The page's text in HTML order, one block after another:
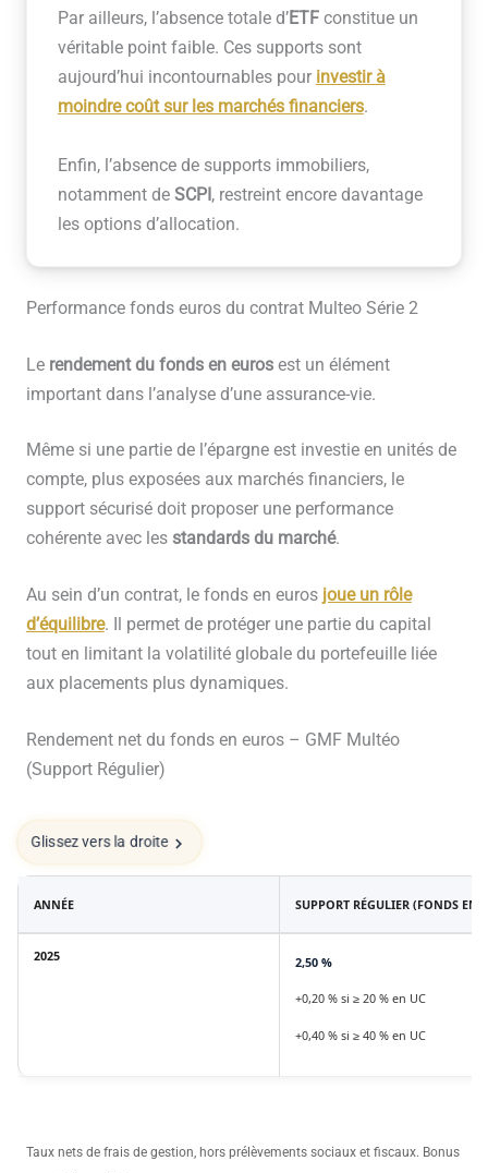
Par ailleurs, l’absence totale d’ETFconstitue un
véritable point faible. Ces supports sont
aujourd’hui incontournables pour investir à
moindre coût sur les marchés financiers.
Enfin, l’absence de supports immobiliers,
notamment de SCPI , restreint encore davantage
les options d’allocation.
Performance fonds euros du contrat Multeo Série 2
Le rendement du fonds en eurosest un élément
important dans l’analyse d’une assurance-vie.
Même si une partie de l’épargne est investie en unités de
compte, plus exposées aux marchés financiers, le
support sécurisé doit proposer une performance
cohérente avec les standards du marché.
Au sein d’un contrat, le fonds en euros joue un rôle
d’équilibre. Il permet de protéger une partie du capital
tout en limitant la volatilité globale du portefeuille liée
aux placements plus dynamiques.
Rendement net du fonds en euros – GMF Multéo
(Support Régulier)
Glissez vers la droite
ANNÉE SUPPORT RÉGULIER (FONDS EN
2025 2,50 %
+0,20 % si ≥ 20 % en UC
+0,40 % si ≥ 40 % en UC
Taux nets de frais de gestion, hors prélèvements sociaux et fiscaux. Bonus